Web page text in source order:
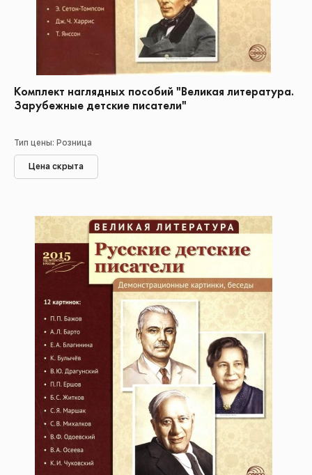
Комплект наглядных пособий "Великая литература.
Зарубежные детские писатели"
Тип цены: Розница
Цена скрыта